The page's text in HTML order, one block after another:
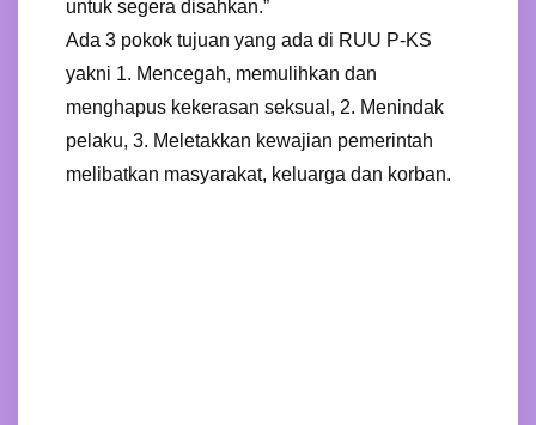
untuk segera disahkan.”
Ada 3 pokok tujuan yang ada di RUU P-KS
yakni 1. Mencegah, memulihkan dan
menghapus kekerasan seksual, 2. Menindak
pelaku, 3. Meletakkan kewajian pemerintah
melibatkan masyarakat, keluarga dan korban.